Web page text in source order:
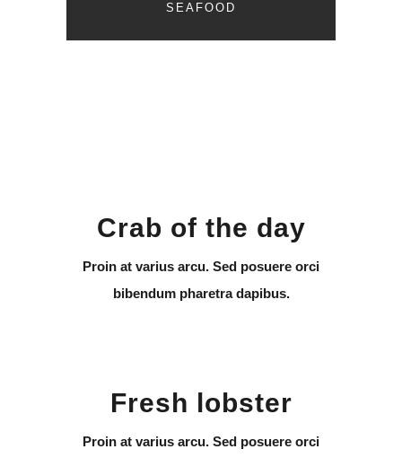
SEAFOOD
Crab of the day
Proin at varius arcu. Sed posuere orci
bibendum pharetra dapibus.
Fresh lobster
Proin at varius arcu. Sed posuere orci